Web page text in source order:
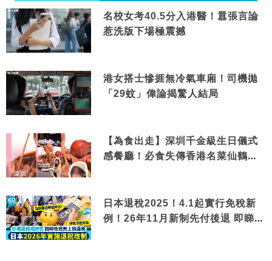
名校女考40.5分入港醫！囂張言論
惹洗版下場極震撼
港女搭士慘捱無冷氣車廂！司機拋
「29蚊」偉論揭驚人結局
【為食出走】深圳千金級生日儀式
感餐廳！必食失傳香港名菜仙鶴神
日本退稅2025！4.1起實行免稅新
例！26年11月新制先付後退 即睇步